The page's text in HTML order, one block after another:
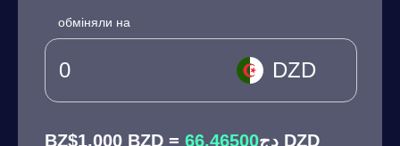
обміняли на
DZD
BZ$1.000 BZD = دج66.46500 DZD